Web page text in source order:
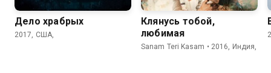
Дело храбрых
2017, США,
Клянусь тобой,
любимая
Sanam Teri Kasam • 2016, Индия,